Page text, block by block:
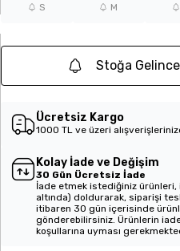
S M
Stoğa
Ücretsiz Kargo
1000 TL ve üzeri
Kolay İade ve Değişim
30 Gün Ücretsiz İade
İade etmek istediğiniz ürünleri,
altında) doldurarak, siparişi
itibaren 30 gün içerisinde
gönderebilirsiniz. Ürünlerin
koşullarına uyması